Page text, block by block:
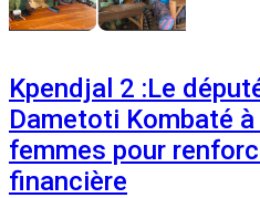
Kpendjal 2 :Le
Dametoti Kombaté à
femmes pour
financière